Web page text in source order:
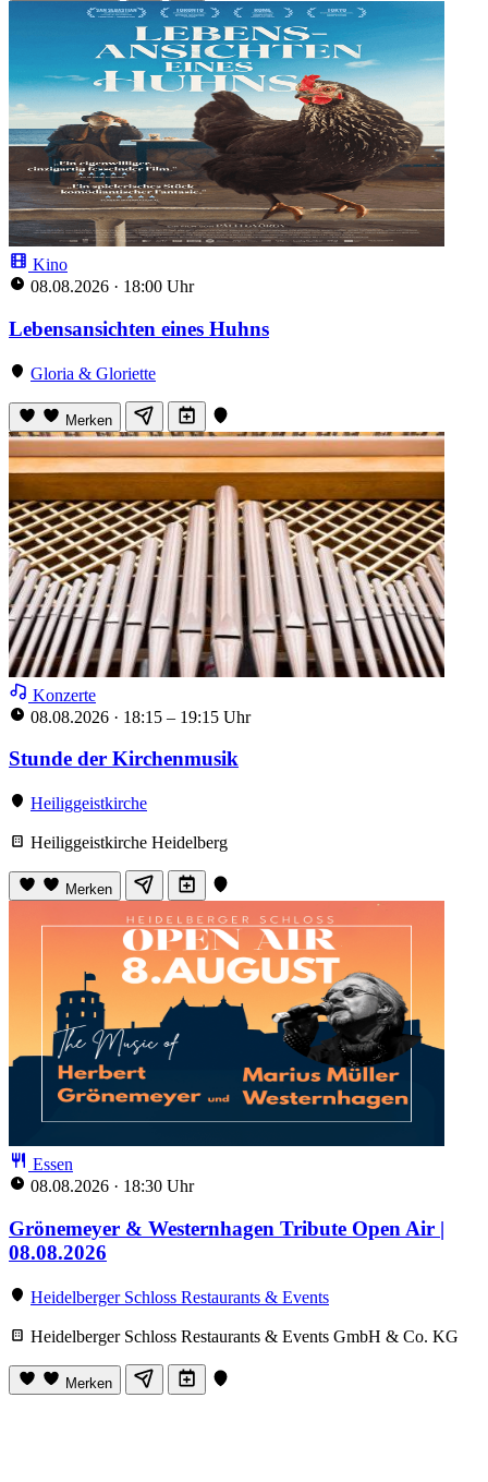
Kino
08.08.2026 · 18:00 Uhr
Lebensansichten eines Huhns
Gloria & Gloriette
Merken
Konzerte
08.08.2026 · 18:15 – 19:15 Uhr
Stunde der Kirchenmusik
Heiliggeistkirche
Heiliggeistkirche Heidelberg
Merken
Essen
08.08.2026 · 18:30 Uhr
Grönemeyer & Westernhagen Tribute Open Air |
08.08.2026
Heidelberger Schloss Restaurants & Events
Heidelberger Schloss Restaurants & Events GmbH & Co. KG
Merken